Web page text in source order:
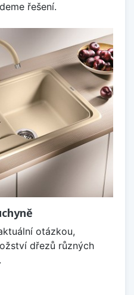
řešení.
otázkou,
dřezů různých